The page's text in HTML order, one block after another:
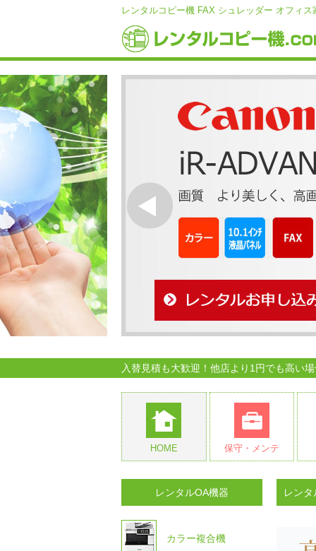
レンタルコピー機 FAX シュレッダー オフィ
入替見積も大歓迎！他店より1円でも高い
HOME 保守・メンテ
レンタルOA機器
カラー複合機
レン